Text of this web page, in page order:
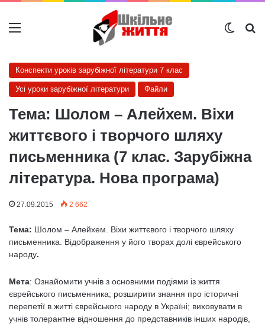
Меню
Конспекти уроків зарубіжної літератури 7 клас
Усі уроки зарубіжної літератури Файли
Тема: Шолом – Алейхем. Віхи
життєвого і творчого шляху
письменника (7 клас. Зарубіжна
література. Нова програма)
27.09.2015 2 662
Тема: Шолом – Алейхем. Віхи життєвого і творчого шляху
письменника. Відображення у його творах долі єврейського
народу.
Мета: Ознайомити учнів з основними подіями із життя
єврейського письменника; розширити знання про історичні
перепетії в житті єврейського народу в Україні; виховувати в
учнів толерантне відношення до представників інших народів,